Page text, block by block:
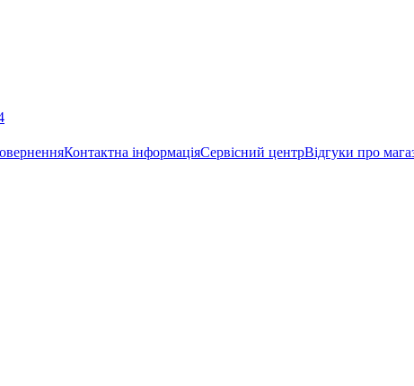
Контактна інформаціяСервісний центрВідгуки про